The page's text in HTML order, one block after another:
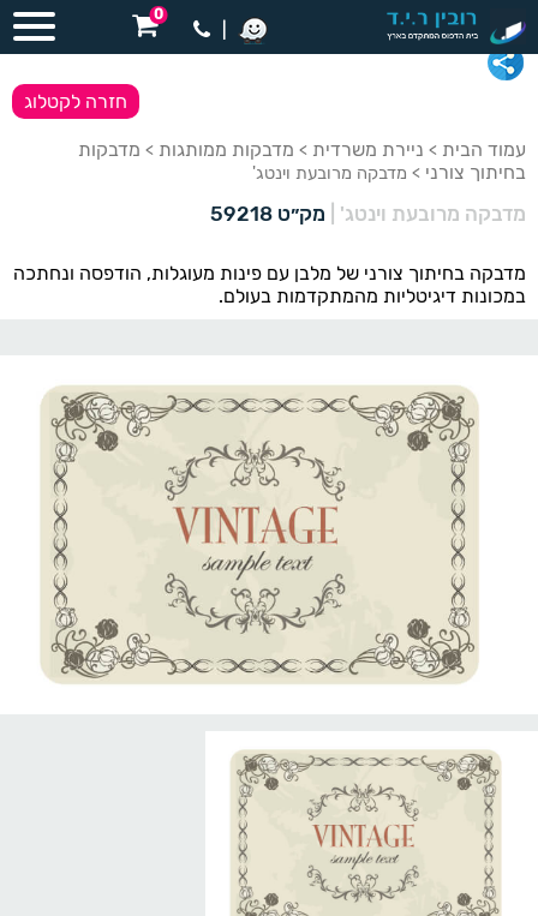
0
עמוד הבית > ניירת משרדית > מדבקות ממותגות > מדבקות
בחיתוך צורני > מדבקה מרובעת וינטג'
מדבקה מרובעת וינטג' מק״ט 59218
חזרה לקטלוג
מדבקה בחיתוך צורני של מלבן עם פינות מעוגלות, הודפסה ונחתכה
במכונות דיגיטליות מהמתקדמות בעולם.